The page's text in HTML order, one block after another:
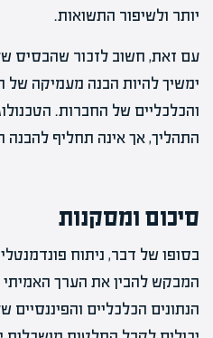
יותר ולשיפור התשואות.
עם זאת, חשוב לזכור שהבסיס
ימשיך להיות הבנה מעמיקה של
והכלכליים של החברות.
התהליך, אך אינה תחליף להבנה
סיכום ומסקנות
בסופו של דבר, ניתוח
המבקש להבין את הערך האמיתי
הנתונים הכלכליים